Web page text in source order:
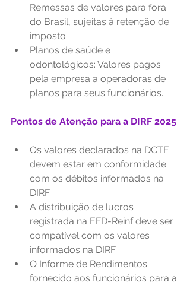
Remessas de valores para fora
do Brasil, sujeitas à retenção de
imposto.
Planos de saúde e
odontológicos: Valores pagos
pela empresa a operadoras de
planos para seus funcionários.
Pontos de Atenção para a DIRF 2025
Os valores declarados na DCTF
devem estar em conformidade
com os débitos informados na
DIRF.
A distribuição de lucros
registrada na EFD-Reinf deve ser
compatível com os valores
informados na DIRF.
O Informe de Rendimentos
fornecido aos funcionários para a